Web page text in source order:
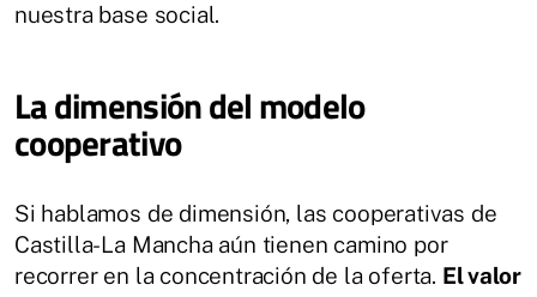
nuestra base social.
La dimensión del modelo
cooperativo
Si hablamos de dimensión, las cooperativas de
Castilla-La Mancha aún tienen camino por
recorrer en la concentración de la oferta. El valor